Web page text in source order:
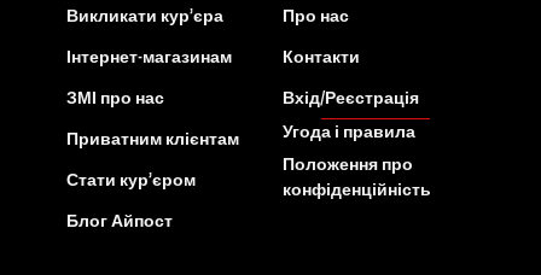
Викликати кур’єра
Інтернет-магазинам
ЗМІ про нас
Приватним клієнтам
Стати кур’єром
Блог Айпост
Про нас
Контакти
Вхід/Реєстрація
Угода і правила
Положення про
конфіденційність